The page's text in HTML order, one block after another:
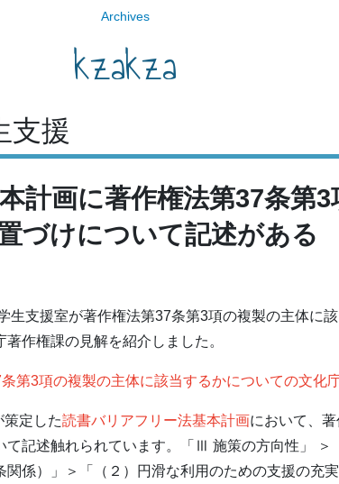
Archives
kzakza
支援
計画に著作権法第37条第
づけについて記述がある
支援室が著作権法第37条第3項の複製の主体に
作権課の見解を紹介しました。
第3項の複製の主体に該当するかについての文化
定した読書バリアフリー法基本計画において、
て記述触れられています。「Ⅲ 施策の方向性」 ＞
係）」＞「（２）円滑な利用のための支援の充